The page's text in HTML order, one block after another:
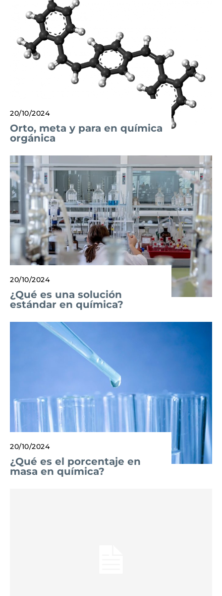
20/10/2024
Orto, meta y para en química
orgánica
20/10/2024
¿Qué es una solución
estándar en química?
20/10/2024
¿Qué es el porcentaje en
masa en química?